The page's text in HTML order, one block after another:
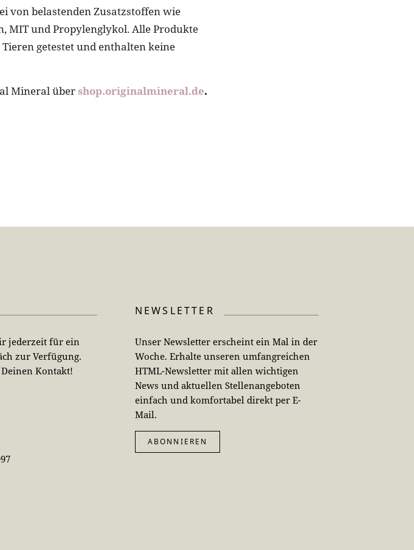
von belastenden Zusatzstoffen wie
MIT und Propylenglykol. Alle Produkte
getestet und enthalten keine
Mineral übershop.originalmineral.de.
jederzeit für ein
zur Verfügung.
Kontakt!
NEWSLETTER
Unser Newsletter erscheint ein Mal in der
Woche. Erhalte unseren umfangreichen
HTML-Newsletter mit allen wichtigen
News und aktuellen Stellenangeboten
einfach und komfortabel direkt per E-
Mail.
ABONNIEREN